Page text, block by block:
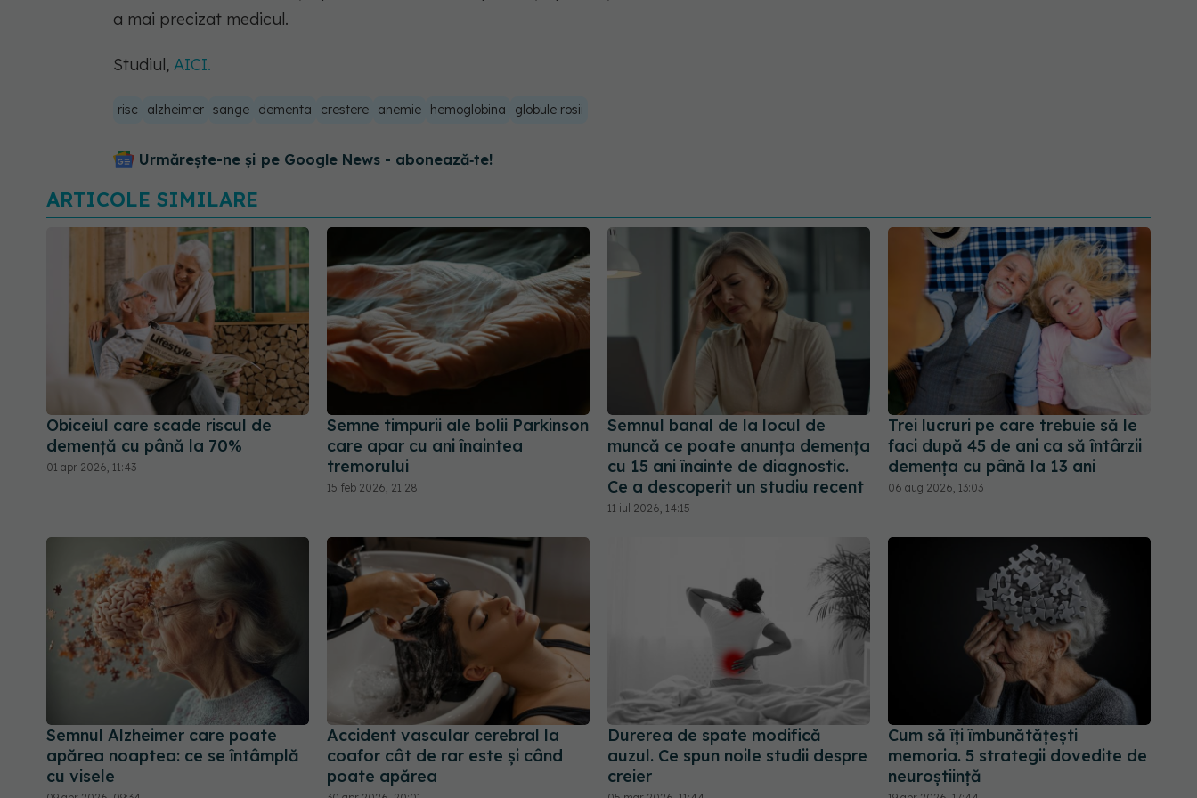
a mai precizat medicul.
Studiul, AICI.
risc alzheimer sange dementa crestere anemie hemoglobina globule rosii
Urmărește-ne și pe Google News - abonează‑te!
ARTICOLE SIMILARE
Obiceiul care scade riscul de
demență cu până la 70%
01 apr 2026, 11:43
Semne timpurii ale bolii Parkinson
care apar cu ani înaintea
tremorului
15 feb 2026, 21:28
Semnul banal de la locul de
muncă ce poate anunța demența
cu 15 ani înainte de diagnostic.
Ce a descoperit un studiu recent
11 iul 2026, 14:15
Trei lucruri pe care trebuie să le
faci după 45 de ani ca să întârzii
demența cu până la 13 ani
06 aug 2026, 13:03
Semnul Alzheimer care poate
apărea noaptea: ce se întâmplă
cu visele
Accident vascular cerebral la
coafor cât de rar este și când
poate apărea
Durerea de spate modifică
auzul. Ce spun noile studii despre
creier
Cum să îți îmbunătățești
memoria. 5 strategii dovedite de
neuroștiință